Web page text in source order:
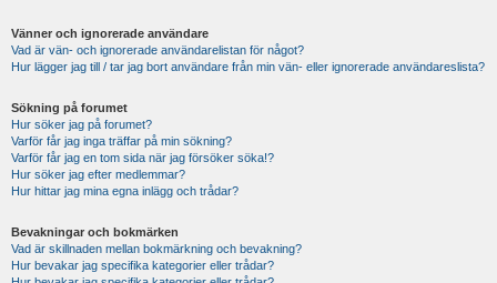
Vänner och ignorerade användare
Vad är vän- och ignorerade användarelistan för något?
Hur lägger jag till / tar jag bort användare från min vän- eller ignorerade användareslista?
Sökning på forumet
Hur söker jag på forumet?
Varför får jag inga träffar på min sökning?
Varför får jag en tom sida när jag försöker söka!?
Hur söker jag efter medlemmar?
Hur hittar jag mina egna inlägg och trådar?
Bevakningar och bokmärken
Vad är skillnaden mellan bokmärkning och bevakning?
Hur bevakar jag specifika kategorier eller trådar?